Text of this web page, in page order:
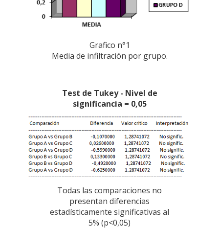
Grafico n°1
Media de infiltración por grupo.
Test de Tukey - Nivel de
significancia = 0,05
Todas las comparaciones no
presentan diferencias
estadísticamente significativas al
5% (p<0,05)